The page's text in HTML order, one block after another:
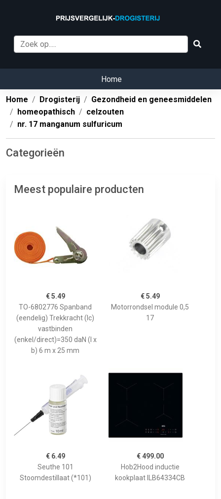
Home
Home Drogisterij
Gezondheid en geneesmiddelen
homeopathisch
celzouten
nr. 17 manganum sulfuricum
Categorieën
Meest populaire producten
€ 5.49
TO-6802776 Spanband
(eendelig) Trekkracht (lc)
vastbinden
(enkel/direct)=350 daN (l x
b) 6 m x 25 mm
€ 5.49
Motorrondsel module 0,5
17
€ 6.49
Seuthe 101
Stoomdestillaat (*101)
€ 499.00
Hob2Hood inductie
kookplaat ILB64334CB